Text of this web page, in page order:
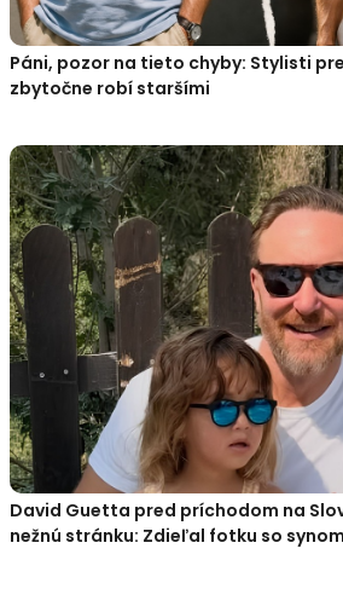
Páni, pozor na tieto chyby: Stylisti
zbytočne robí staršími
David Guetta pred príchodom na
nežnú stránku: Zdieľal fotku so synom